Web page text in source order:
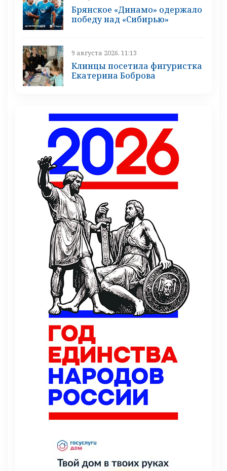
Брянское «Динамо» одержало
победу над «Сибирью»
9 августа 2026, 11:13
Клинцы посетила фигуристка
Екатерина Боброва